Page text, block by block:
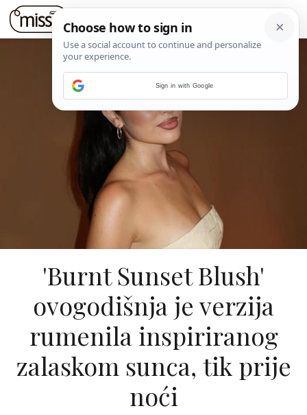
'Burnt Sunset Blush'
ovogodišnja je verzija
rumenila inspiriranog
zalaskom sunca, tik prije
noći
Sign in with Google